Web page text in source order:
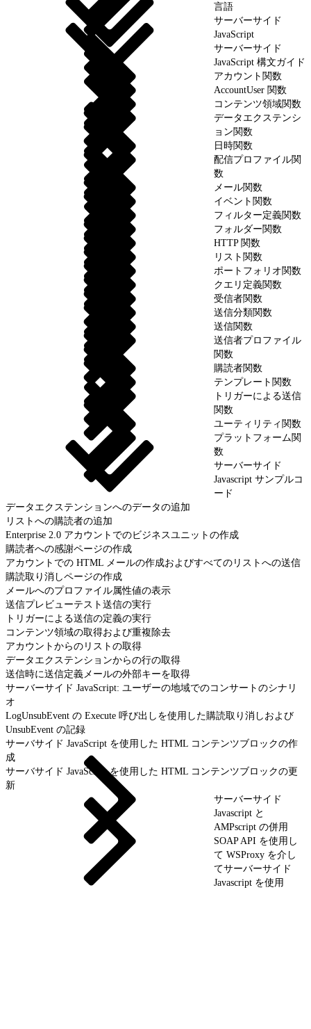
言語
サーバーサイド
JavaScript
サーバーサイド
JavaScript 構文ガイド
アカウント関数
AccountUser 関数
コンテンツ領域関数
データエクステンシ
ョン関数
日時関数
配信プロファイル関
数
メール関数
イベント関数
フィルター定義関数
フォルダー関数
HTTP 関数
リスト関数
ポートフォリオ関数
クエリ定義関数
受信者関数
送信分類関数
送信関数
送信者プロファイル
関数
購読者関数
テンプレート関数
トリガーによる送信
関数
ユーティリティ関数
プラットフォーム関
数
サーバーサイド
Javascript サンプルコ
ード
データエクステンションへのデータの追加
リストへの購読者の追加
Enterprise 2.0 アカウントでのビジネスユニットの作成
購読者への感謝ページの作成
アカウントでの HTML メールの作成およびすべてのリストへの送信
購読取り消しページの作成
メールへのプロファイル属性値の表示
送信プレビューテスト送信の実行
トリガーによる送信の定義の実行
コンテンツ領域の取得および重複除去
アカウントからのリストの取得
データエクステンションからの行の取得
送信時に送信定義メールの外部キーを取得
サーバーサイド JavaScript: ユーザーの地域でのコンサートのシナリ
オ
LogUnsubEvent の Execute 呼び出しを使用した購読取り消しおよび
UnsubEvent の記録
サーバサイド JavaScript を使用した HTML コンテンツブロックの作
成
サーバサイド JavaScript を使用した HTML コンテンツブロックの更
新
サーバーサイド
Javascript と
AMPscript の併用
SOAP API を使用し
て WSProxy を介し
てサーバーサイド
Javascript を使用